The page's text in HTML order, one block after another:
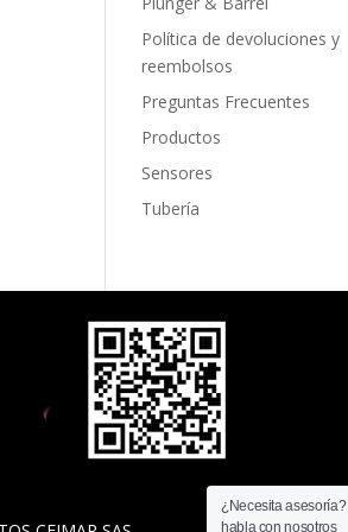
Política de devoluciones y
reembolsos
Preguntas Frecuentes
Productos
Sensores
Tubería
¿Necesita asesoría?
habla con nosotros